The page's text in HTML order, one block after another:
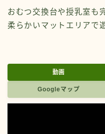
おむつ交換台や授乳室も
柔らかいマットエリアで
動画
Googleマップ